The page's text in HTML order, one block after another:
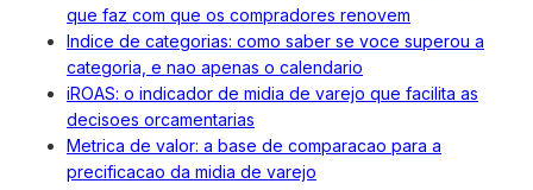
que faz com que os compradores renovem
Indice de categorias: como saber se voce superou a
categoria, e nao apenas o calendario
iROAS: o indicador de midia de varejo que facilita as
decisoes orcamentarias
Metrica de valor: a base de comparacao para a
precificacao da midia de varejo